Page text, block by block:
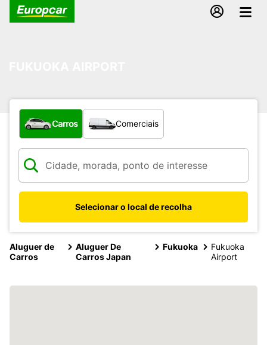
Que tipo de veículo pretende?
Carros Comerciais
Selecionar o local de recolha
Aluguer de
Carros
Aluguer De
Carros Japan
Fukuoka
Fukuoka
Airport